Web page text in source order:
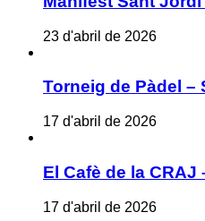
23 d'abril de 2026
Torneig de Pàdel –
17 d'abril de 2026
El Cafè de la CRAJ
17 d'abril de 2026